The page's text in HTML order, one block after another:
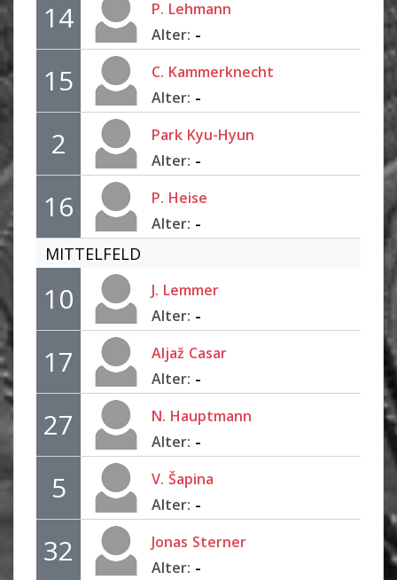
14 P. Lehmann
Alter: -
15 C. Kammerknecht
Alter: -
2 Park Kyu-Hyun
Alter: -
16 P. Heise
Alter: -
MITTELFELD
10 J. Lemmer
Alter: -
17 Aljaž Casar
Alter: -
27 N. Hauptmann
Alter: -
5 V. Šapina
Alter: -
32 Jonas Sterner
Alter: -